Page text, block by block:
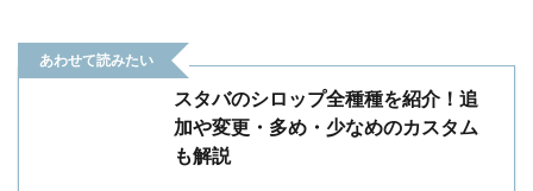
あわせて読みたい
スタバのシロップ全種種を紹介！追
加や変更・多め・少なめのカスタム
も解説